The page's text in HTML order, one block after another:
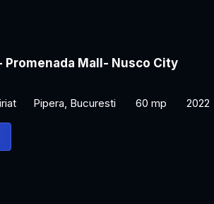
Mall- Nusco City
Pipera, Bucuresti 60 mp 2022